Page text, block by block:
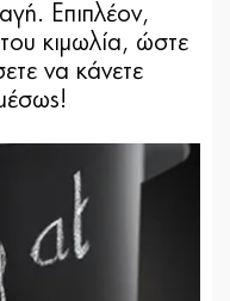
Επιπλέον,
κιμωλία, ώστε
να κάνετε